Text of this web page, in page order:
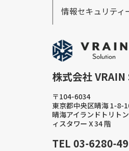
株式会社
〒104-6034
東京都中央区晴海 1-8-
晴海アイランドトリト
ィスタワー X 34 階
TEL 03-6280-
情報セキュリティ